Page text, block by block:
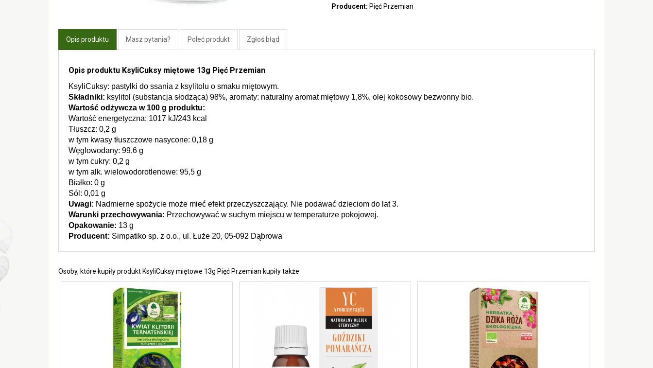
Producent: Pięć Przemian
Opis produktu Masz pytania? Poleć produkt Zgłoś błąd
Opis produktu KsyliCuksy miętowe 13g Pięć Przemian
KsyliCuksy: pastylki do ssania z ksylitolu o smaku miętowym.
Składniki: ksylitol (substancja słodząca) 98%, aromaty: naturalny aromat miętowy 1,8%, olej kokosowy bezwonny bio.
Wartość odżywcza w 100 g produktu:
Wartość energetyczna: 1017 kJ/243 kcal
Tłuszcz: 0,2 g
w tym kwasy tłuszczowe nasycone: 0,18 g
Węglowodany: 99,6 g
w tym cukry: 0,2 g
w tym alk. wielowodorotlenowe: 95,5 g
Białko: 0 g
Sól: 0,01 g
Uwagi: Nadmierne spożycie może mieć efekt przeczyszczający. Nie podawać dzieciom do lat 3.
Warunki przechowywania: Przechowywać w suchym miejscu w temperaturze pokojowej.
Opakowanie: 13 g
Producent: Simpatiko sp. z o.o., ul. Łuże 20, 05-092 Dąbrowa
Osoby, które kupiły produkt KsyliCuksy miętowe 13g Pięć Przemian kupiły także